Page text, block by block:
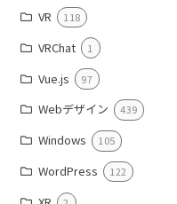
VR 118
VRChat 1
Vue.js 97
Webデザイン 439
Windows 105
WordPress 122